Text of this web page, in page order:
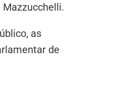
Mazzucchelli.
as
de